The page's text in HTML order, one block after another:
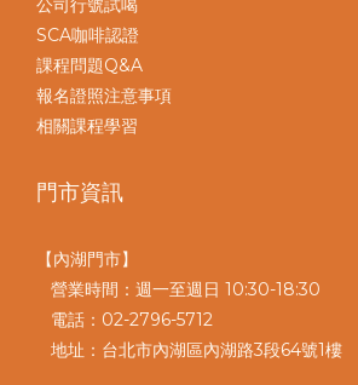
公司行號試喝
SCA咖啡認證
課程問題Q&A
報名證照注意事項
相關課程學習
門市資訊
【內湖門市】
營業時間：週一至週日 10:30-18:30
電話：02-2796-5712
地址：台北市內湖區內湖路3段64號1樓